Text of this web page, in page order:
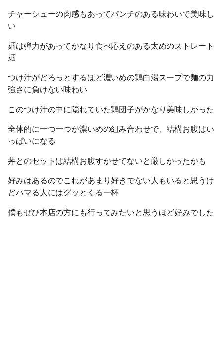
チャーシューの肉感もあってパンチのある味わいで美味し
い
麺は弾力があってかなり食べ応えのある太めのストレート
麺
つけ汁がどろっとするほど濃いめの鶏白湯スープで麺の力
強さに負けない味わい
このつけ汁の中に隠れていた鶏団子がかなり美味しかった
全体的に一つ一つが濃いめの組み合わせで、結構お腹はい
っぱいになる
丼とのセットは結構お腹すかせてないと厳しかったかも
好みはあるのでこれがあまり好きでない人もいると思うけ
どハマる人にはグッとくる一杯
僕もぜひ本店の方にも行ってみたいと思うほど好みでした